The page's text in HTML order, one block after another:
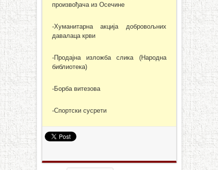
произвођача из Осечине
-Хуманитарна акција добровољних
давалаца крви
-Продајна изложба слика (Народна
библиотека)
-Борба витезова
-Спортски сусрети